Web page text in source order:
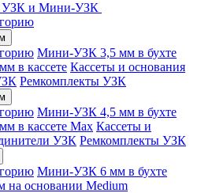
УЗК и Мини-УЗК
Мини-УЗК 3,5 мм в бухте
в кассете Кассеты и основания
Ремкомплекты УЗК
Мини-УЗК 4,5 мм в бухте
в кассете Max Кассеты и
УЗК Ремкомплекты УЗК
Мини-УЗК 6 мм в бухте
основании Medium